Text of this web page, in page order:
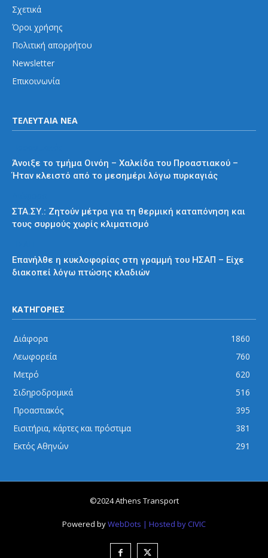
Σχετικά
Όροι χρήσης
Πολιτική απορρήτου
Newsletter
Επικοινωνία
ΤΕΛΕΥΤΑΙΑ ΝΕΑ
Άνοιξε το τμήμα Οινόη – Χαλκίδα του Προαστιακού –
Ήταν κλειστό από το μεσημέρι λόγω πυρκαγιάς
ΣΤΑ.ΣΥ.: Ζητούν μέτρα για τη θερμική καταπόνηση και
τους συρμούς χωρίς κλιματισμό
Επανήλθε η κυκλοφορίας στη γραμμή του ΗΣΑΠ – Είχε
διακοπεί λόγω πτώσης κλαδιών
ΚΑΤΗΓΟΡΙΕΣ
Διάφορα
1860
Λεωφορεία
760
Μετρό
620
Σιδηροδρομικά
516
Προαστιακός
395
Εισιτήρια, κάρτες και πρόστιμα
381
Εκτός Αθηνών
291
©2024 Athens Transport
Powered byWebDots | Hosted by CIVIC